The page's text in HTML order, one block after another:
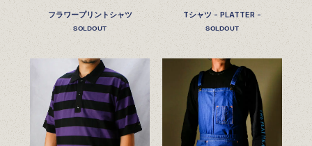
フラワープリントシャツ
SOLDOUT
Tシャツ - PLATTER -
SOLDOUT